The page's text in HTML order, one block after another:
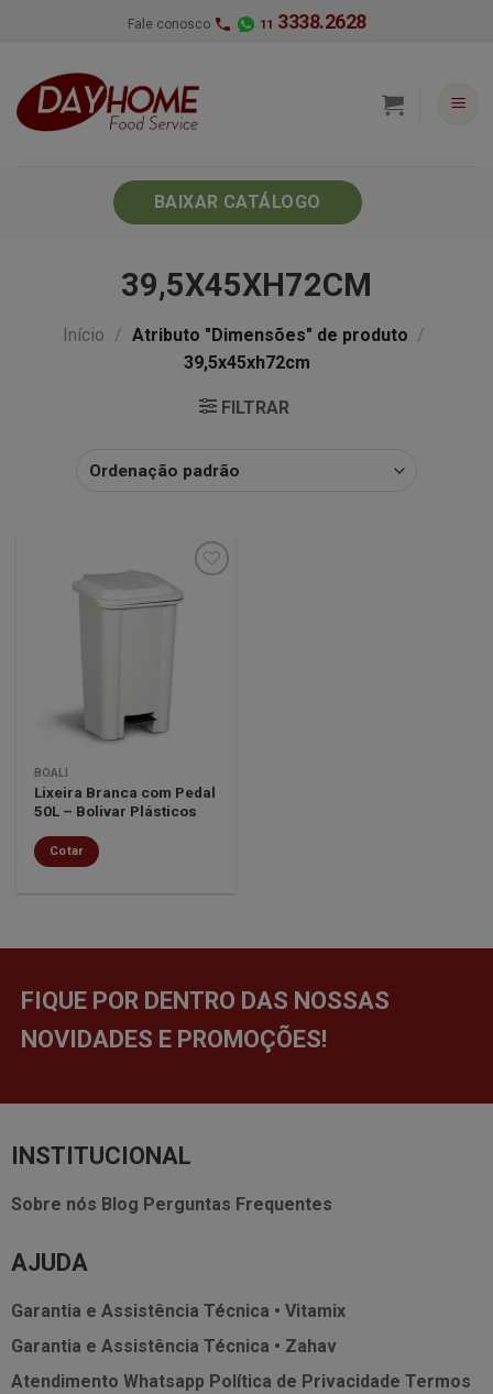
Fale conosco 11 3338.2628
BAIXAR CATÁLOGO
39,5X45XH72CM
Início / Atributo "Dimensões" de produto /
39,5x45xh72cm
FILTRAR
BOALI
Lixeira Branca com Pedal
50L – Bolivar Plásticos
Cotar
FIQUE POR DENTRO DAS NOSSAS
NOVIDADES E PROMOÇÕES!
INSTITUCIONAL
Sobre nós Blog Perguntas Frequentes
AJUDA
Garantia e Assistência Técnica • Vitamix
Garantia e Assistência Técnica • Zahav
Atendimento Whatsapp Política de Privacidade Termos